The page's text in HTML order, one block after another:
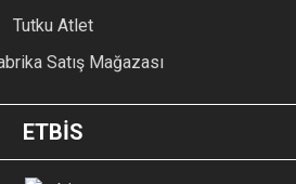
Tutku Atlet
Satış Mağazası
ETBİS